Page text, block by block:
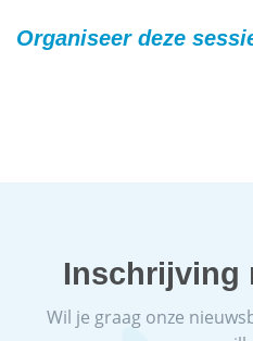
Organiseer deze
Inschrijving
Wil je graag onze